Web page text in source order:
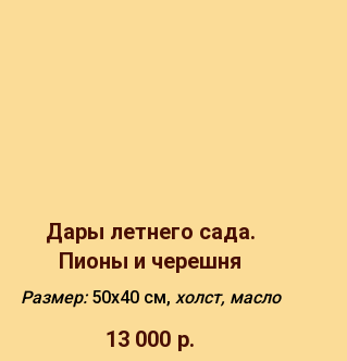
Дары летнего сада.
Пионы и черешня
Размер: 50х40 см, холст, масло
13 000 р.